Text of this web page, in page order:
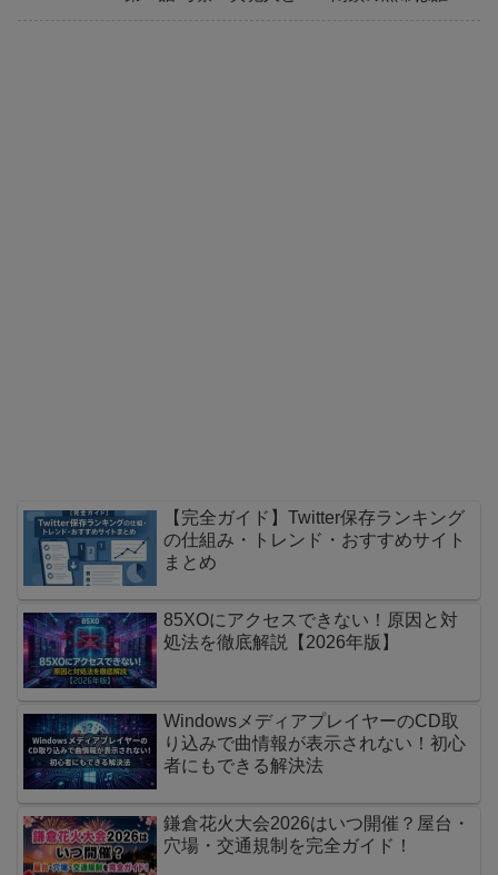
【完全ガイド】Twitter保存ランキング
の仕組み・トレンド・おすすめサイト
まとめ
85XOにアクセスできない！原因と対
処法を徹底解説【2026年版】
WindowsメディアプレイヤーのCD取
り込みで曲情報が表示されない！初心
者にもできる解決法
鎌倉花火大会2026はいつ開催？屋台・
穴場・交通規制を完全ガイド！